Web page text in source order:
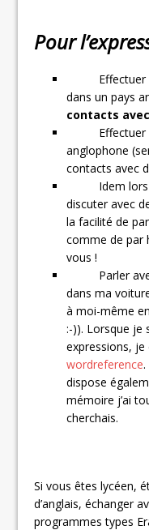
Pour
Effectuer un
dans un pays
contacts
Effectuer un
anglophone
contacts avec
Idem lors
discuter avec
la facilité de
comme de par
vous !
Parler avec
dans ma
à moi-même
:-)). Lorsque je
expressions, je
wordreference
dispose
mémoire j’ai
cherchais.
Si vous êtes lycéen,
d’anglais, échanger
programmes types